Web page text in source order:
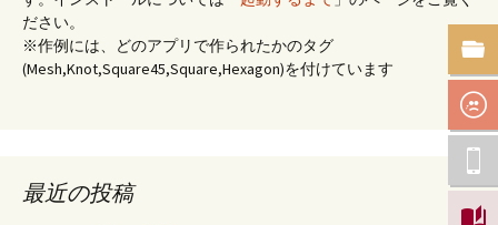
ださい。
※作例には、どのアプリで作られたかのタグ
(Mesh,Knot,Square45,Square,Hexagon)を付けています
最近の投稿